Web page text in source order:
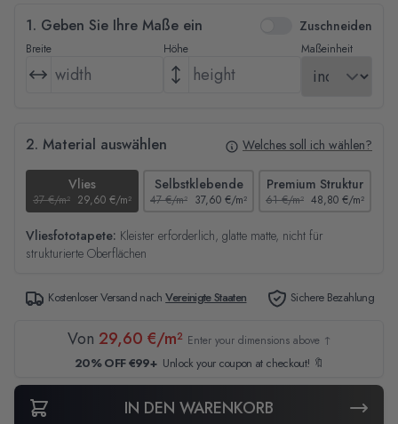
1. Geben Sie Ihre Maße ein Zuschneiden
Breite Höhe Maßeinheit
2. Material auswählen Welches soll ich wählen?
Vlies
37 €/m² 29,60 €/m²
Selbstklebende
47 €/m² 37,60 €/m²
Premium Struktur
61 €/m² 48,80 €/m²
Vliesfototapete: Kleister erforderlich, glatte matte, nicht für
strukturierte Oberflächen
Kostenloser Versand nachVereinigte Staaten Sichere Bezahlung
Von 29,60 €/m² Enter your dimensions above ↑
20% OFF €99+ Unlock your coupon at checkout! 🔖
IN DEN WARENKORB